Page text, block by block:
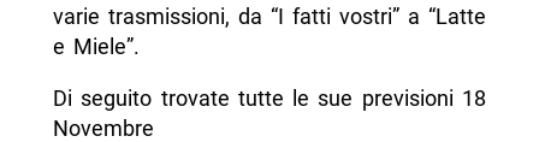
- Oroscopo del Capricorno
- Oroscopo dei Pesci
varie trasmissioni, da “I fatti vostri” a “Latte
e Miele”.
Di seguito trovate tutte le sue previsioni 18
Novembre